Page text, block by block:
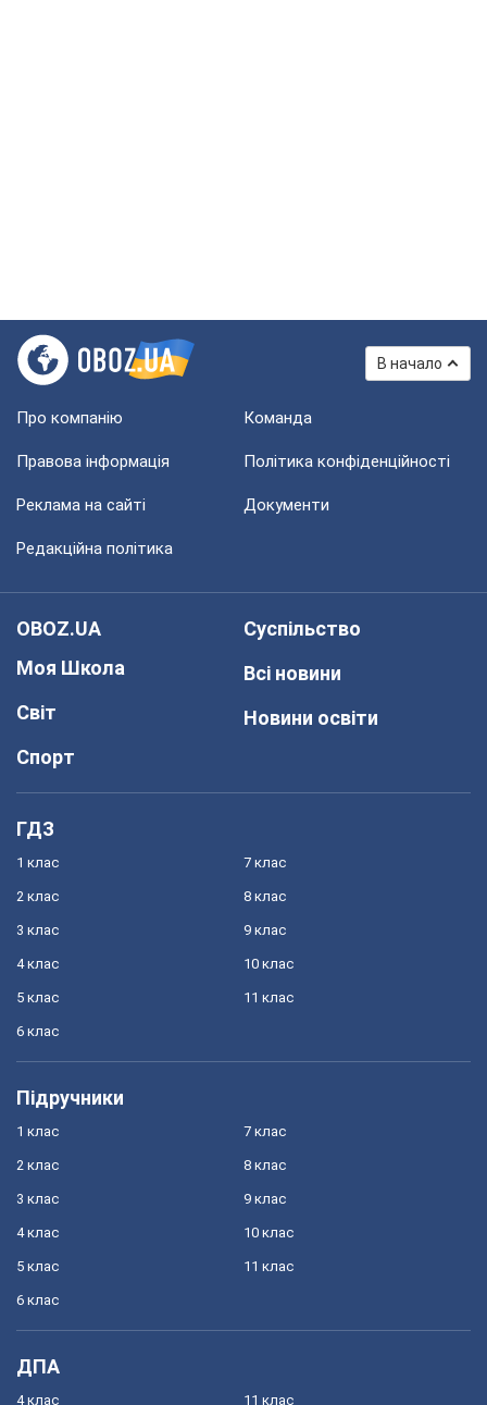
В начало
Про компанію Команда
Правова інформація Політика конфіденційності
Реклама на сайті Документи
Редакційна політика
OBOZ.UA
Моя Школа
Світ
Спорт
Суспільство
Всі новини
Новини освіти
ГДЗ
1 клас
2 клас
3 клас
4 клас
5 клас
6 клас
7 клас
8 клас
9 клас
10 клас
11 клас
Підручники
1 клас
2 клас
3 клас
4 клас
5 клас
6 клас
7 клас
8 клас
9 клас
10 клас
11 клас
ДПА
4 клас 11 клас